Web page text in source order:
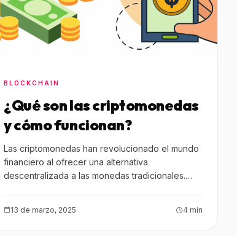
BLOCKCHAIN
¿Qué son las criptomonedas
y cómo funcionan?
Las criptomonedas han revolucionado el mundo
financiero al ofrecer una alternativa
descentralizada a las monedas tradicionales.
13 de marzo, 2025 4 min